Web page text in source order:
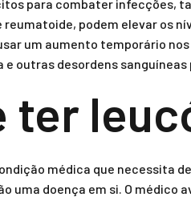
para combater infecções,
podem elevar os
um aumento temporário
e outras desordens
ter
médica que necessita
uma doença em si. O